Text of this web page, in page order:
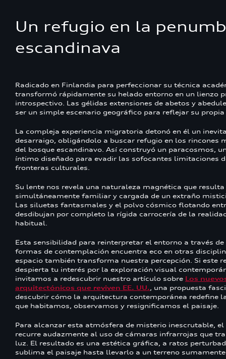
Un refugio en la
escandinava
Radicado en Finlandia para perfeccionar su técnica
transformó rápidamente su helado entorno en un lienzo
introspectivo. Las gélidas extensiones de abetos y
ser un simple escenario geográfico para reflejar su propia
La compleja experiencia migratoria detonó en él un
desarraigo, obligándolo a buscar refugio en los rincones
del bosque escandinavo. Así construyó un paracosmos,
íntimo diseñado para evadir las sofocantes limitaciones
fronteras culturales.
Su lente nos revela una naturaleza magnética que resulta
simultáneamente familiar y cargada de un extraño
Las siluetas fantasmales y el polvo cósmico flotando
desdibujan por completo la rígida carrocería de la
habitual.
Esta sensibilidad para reinterpretar el entorno a través de
formas de contemplación encuentra eco en otras
espacio también transforma nuestra percepción. Si este
despierta tu interés por la exploración visual
invitamos a redescubrir nuestro artículo sobre Los
arquitectónicos que reviven EE. UU. , una propuesta
descubrir cómo la arquitectura contemporánea redefine
que habitamos, observamos y resignificamos el paisaje.
Para alcanzar esta atmósfera de misterio inescrutable, el
recurre audazmente al uso de cámaras infrarrojas que
luz. El resultado es una estética gráfica, a ratos
sublima el paisaje hasta llevarlo a un terreno